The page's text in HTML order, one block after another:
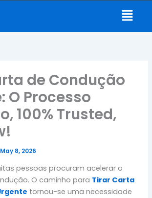
Menu
de Condução
O Processo
100% Trusted,
May 8, 2026
pessoas procuram acelerar o
O caminho para Tirar Carta
tornou-se uma necessidade